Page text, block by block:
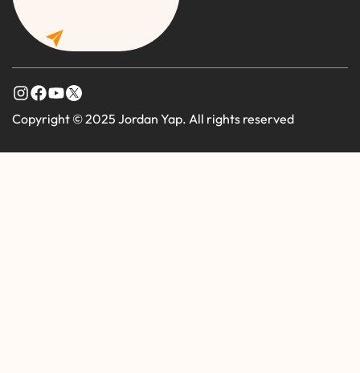
Copyright © 2025 Jordan Yap. All rights reserved